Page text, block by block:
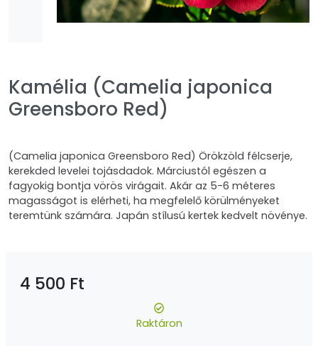
Kamélia (Camelia japonica
Greensboro Red)
(Camelia japonica Greensboro Red) Örökzöld félcserje,
kerekded levelei tojásdadok. Márciustól egészen a
fagyokig bontja vörös virágait. Akár az 5-6 méteres
magasságot is elérheti, ha megfelelő körülményeket
teremtünk számára. Japán stílusú kertek kedvelt növénye.
4 500 Ft
Raktáron